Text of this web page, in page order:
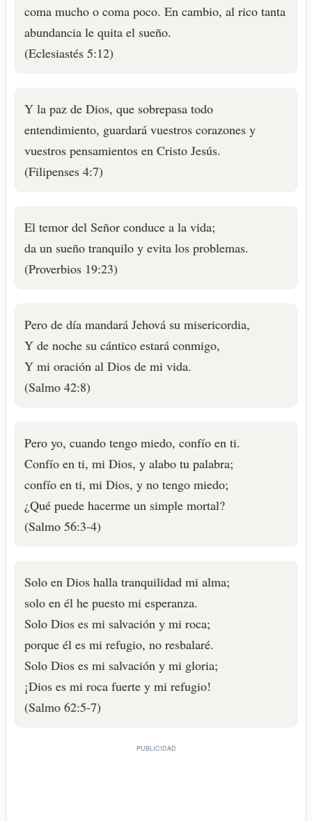
coma mucho o coma poco. En cambio, al rico tanta
abundancia le quita el sueño.
(Eclesiastés 5:12)
Y la paz de Dios, que sobrepasa todo
entendimiento, guardará vuestros corazones y
vuestros pensamientos en Cristo Jesús.
(Filipenses 4:7)
El temor del Señor conduce a la vida;
da un sueño tranquilo y evita los problemas.
(Proverbios 19:23)
Pero de día mandará Jehová su misericordia,
Y de noche su cántico estará conmigo,
Y mi oración al Dios de mi vida.
(Salmo 42:8)
Pero yo, cuando tengo miedo, confío en ti.
Confío en ti, mi Dios, y alabo tu palabra;
confío en ti, mi Dios, y no tengo miedo;
¿Qué puede hacerme un simple mortal?
(Salmo 56:3-4)
Solo en Dios halla tranquilidad mi alma;
solo en él he puesto mi esperanza.
Solo Dios es mi salvación y mi roca;
porque él es mi refugio, no resbalaré.
Solo Dios es mi salvación y mi gloria;
¡Dios es mi roca fuerte y mi refugio!
(Salmo 62:5-7)